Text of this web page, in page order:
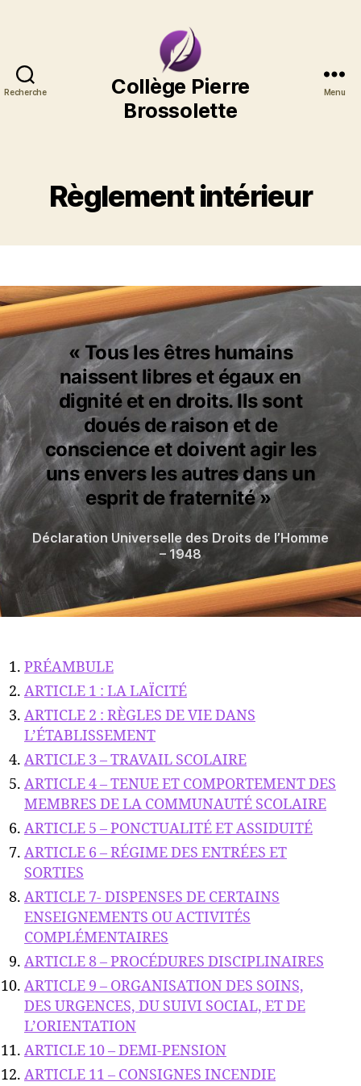
Recherche
Collège
Pierre
Brossolette
Collège Pierre
Brossolette
Menu
Règlement intérieur
« Tous les êtres humains
naissent libres et égaux en
dignité et en droits. Ils sont
doués de raison et de
conscience et doivent agir les
uns envers les autres dans un
esprit de fraternité »
Déclaration Universelle des Droits de l’Homme
– 1948
PRÉAMBULE
ARTICLE 1 : LA LAÏCITÉ
ARTICLE 2 : RÈGLES DE VIE DANS
L’ÉTABLISSEMENT
ARTICLE 3 – TRAVAIL SCOLAIRE
ARTICLE 4 – TENUE ET COMPORTEMENT DES
MEMBRES DE LA COMMUNAUTÉ SCOLAIRE
ARTICLE 5 – PONCTUALITÉ ET ASSIDUITÉ
ARTICLE 6 – RÉGIME DES ENTRÉES ET
SORTIES
ARTICLE 7- DISPENSES DE CERTAINS
ENSEIGNEMENTS OU ACTIVITÉS
COMPLÉMENTAIRES
ARTICLE 8 – PROCÉDURES DISCIPLINAIRES
ARTICLE 9 – ORGANISATION DES SOINS,
DES URGENCES, DU SUIVI SOCIAL, ET DE
L’ORIENTATION
ARTICLE 10 – DEMI-PENSION
ARTICLE 11 – CONSIGNES INCENDIE